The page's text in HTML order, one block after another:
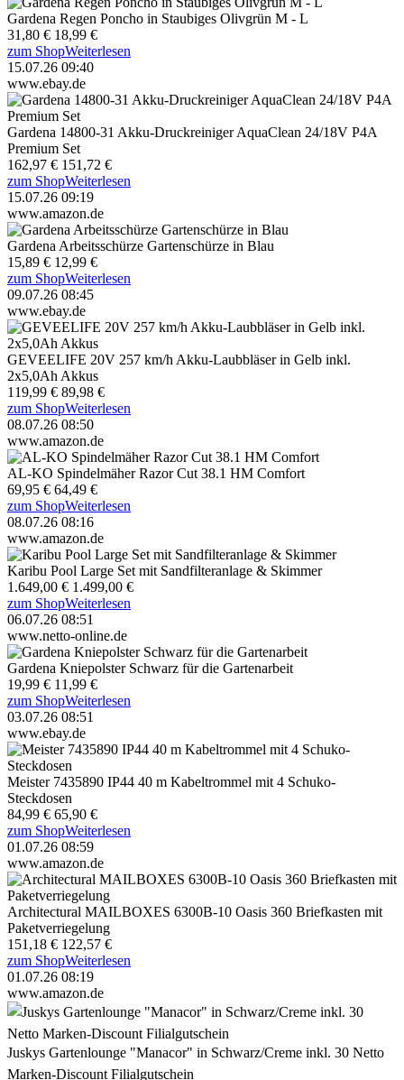
Gardena Regen Poncho in Staubiges Olivgrün M - L
31,80 € 18,99 €
zum ShopWeiterlesen
15.07.26 09:40
www.ebay.de
Gardena 14800-31 Akku-Druckreiniger AquaClean 24/18V P4A
Premium Set
162,97 € 151,72 €
zum ShopWeiterlesen
15.07.26 09:19
www.amazon.de
Gardena Arbeitsschürze Gartenschürze in Blau
15,89 € 12,99 €
zum ShopWeiterlesen
09.07.26 08:45
www.ebay.de
GEVEELIFE 20V 257 km/h Akku-Laubbläser in Gelb inkl.
2x5,0Ah Akkus
119,99 € 89,98 €
zum ShopWeiterlesen
08.07.26 08:50
www.amazon.de
AL-KO Spindelmäher Razor Cut 38.1 HM Comfort
69,95 € 64,49 €
zum ShopWeiterlesen
08.07.26 08:16
www.amazon.de
Karibu Pool Large Set mit Sandfilteranlage & Skimmer
1.649,00 € 1.499,00 €
zum ShopWeiterlesen
06.07.26 08:51
www.netto-online.de
Gardena Kniepolster Schwarz für die Gartenarbeit
19,99 € 11,99 €
zum ShopWeiterlesen
03.07.26 08:51
www.ebay.de
Meister 7435890 IP44 40 m Kabeltrommel mit 4 Schuko-
Steckdosen
84,99 € 65,90 €
zum ShopWeiterlesen
01.07.26 08:59
www.amazon.de
Architectural MAILBOXES 6300B-10 Oasis 360 Briefkasten mit
Paketverriegelung
151,18 € 122,57 €
zum ShopWeiterlesen
01.07.26 08:19
www.amazon.de
Juskys Gartenlounge "Manacor" in Schwarz/Creme inkl. 30 Netto
Marken-Discount Filialgutschein